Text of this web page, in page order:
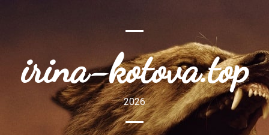
irina-kotova.top
2026